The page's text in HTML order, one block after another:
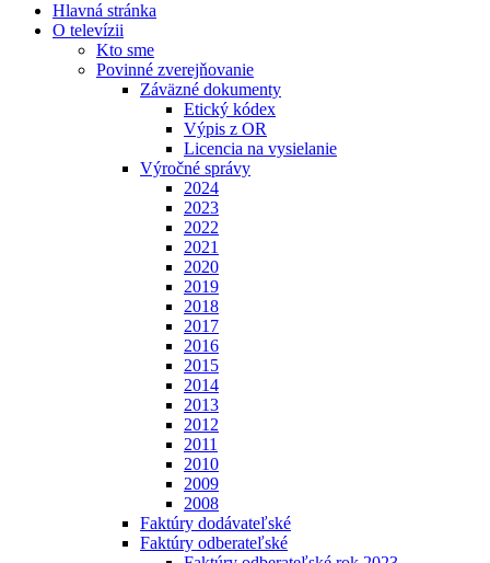
Hlavná stránka
O televízii
Kto sme
Povinné zverejňovanie
Záväzné dokumenty
Etický kódex
Výpis z OR
Licencia na vysielanie
Výročné správy
2024
2023
2022
2021
2020
2019
2018
2017
2016
2015
2014
2013
2012
2011
2010
2009
2008
Faktúry dodávateľské
Faktúry odberateľské